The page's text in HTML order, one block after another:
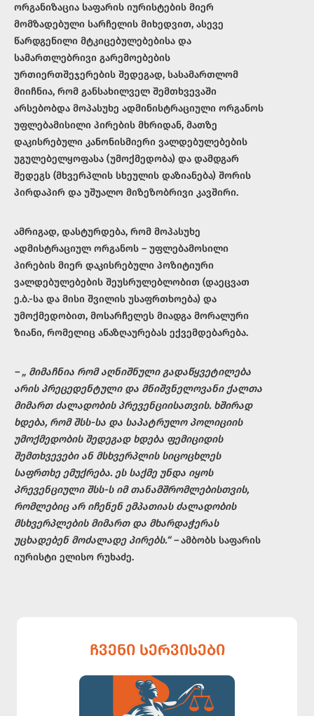
ორგანიზაცია საფარის იურისტების მიერ
მომზადებული სარჩელის მიხედვით, ასევე
წარდგენილი მტკიცებულებებისა და
სამართლებრივი გარემოებების
ურთიერთშეჯერების შედეგად, სასამართლომ
მიიჩნია, რომ განსახილველ შემთხვევაში
არსებობდა მოპასუხე ადმინისტრაციული ორგანოს
უფლებამისილი პირების მხრიდან, მათზე
დაკისრებული კანონისმიერი ვალდებულებების
უგულებელყოფასა (უმოქმედობა) და დამდგარ
შედეგს (მხვერპლის სხეულის დაზიანება) შორის
პირდაპირ და უშუალო მიზეზობრივი კავშირი.
ამრიგად, დასტურდება, რომ მოპასუხე
ადმისტრაციულ ორგანოს – უფლებამოსილი
პირების მიერ დაკისრებული პოზიტიური
ვალდებულებების შეუსრულებლობით (დაეცვათ
ე.ბ.-სა და მისი შვილის უსაფრთხოება) და
უმოქმედობით, მოსარჩელეს მიადგა მორალური
ზიანი, რომელიც ანაზღაურებას ექვემდებარება.
– „ მიმაჩნია რომ აღნიშნული გადაწყვეტილება
არის პრეცედენტული და მნიშვნელოვანი ქალთა
მიმართ ძალადობის პრევენციისათვის. ხშირად
ხდება, რომ შსს-სა და საპატრულო პოლიციის
უმოქმედობის შედეგად ხდება ფემიციდის
შემთხვევები ან მსხვერპლის სიცოცხლეს
საფრთხე ემუქრება. ეს საქმე უნდა იყოს
პრევენციული შსს-ს იმ თანამშრომლებისთვის,
რომლებიც არ იჩენენ ემპათიას ძალადობის
მსხვერპლების მიმართ და მხარდაჭერას
უცხადებენ მოძალადე პირებს.“–ამბობს საფარის
იურისტი ელისო რუხაძე.
ᲩᲕᲔᲜᲘ ᲡᲔᲠᲕᲘᲡᲔᲑᲘ